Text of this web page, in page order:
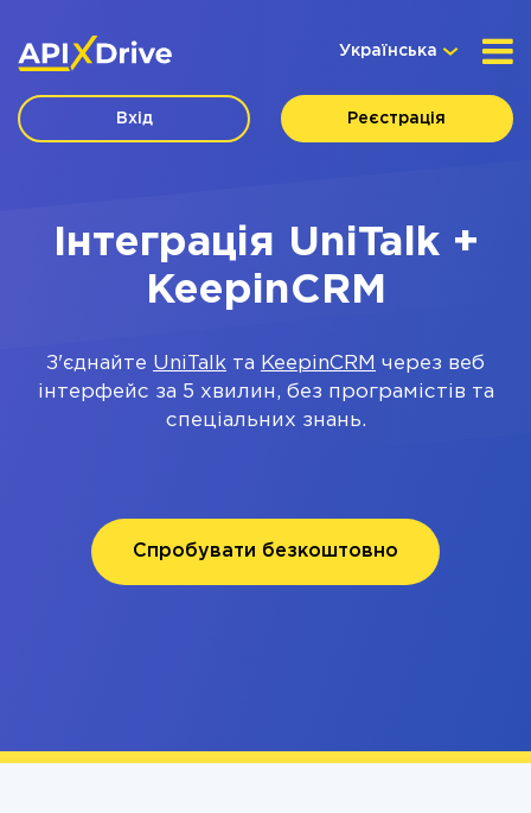
Українська
Вхід Реєстрація
Інтеграція UniTalk +
KeepinCRM
З'єднайте UniTalk та KeepinCRM через веб
інтерфейс за 5 хвилин, без програмістів та
спеціальних знань.
Спробувати безкоштовно